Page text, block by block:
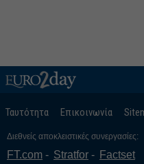
Ταυτότητα Επικοινωνία
Διεθνείς αποκλειστικές συνεργασίες:
FT.com Stratfor Factset